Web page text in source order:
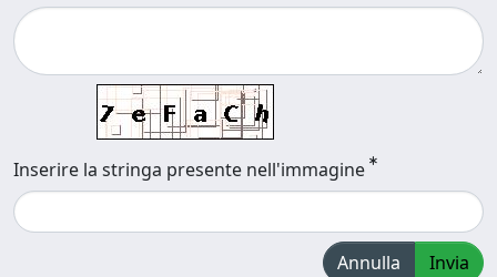
Inserire la stringa presente nell'immagine
Annulla Invia